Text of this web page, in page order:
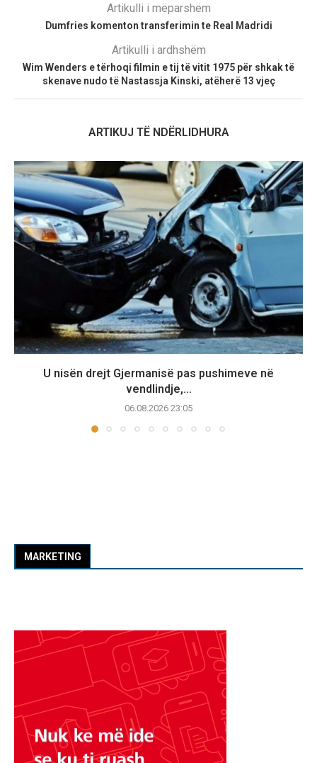
Artikulli i mëparshëm
Dumfries komenton transferimin te Real Madridi
Artikulli i ardhshëm
Wim Wenders e tërhoqi filmin e tij të vitit 1975 për shkak të
skenave nudo të Nastassja Kinski, atëherë 13 vjeç
ARTIKUJ TË NDËRLIDHURA
U nisën drejt Gjermanisë pas pushimeve në
vendlindje,...
06.08.2026 23:05
MARKETING